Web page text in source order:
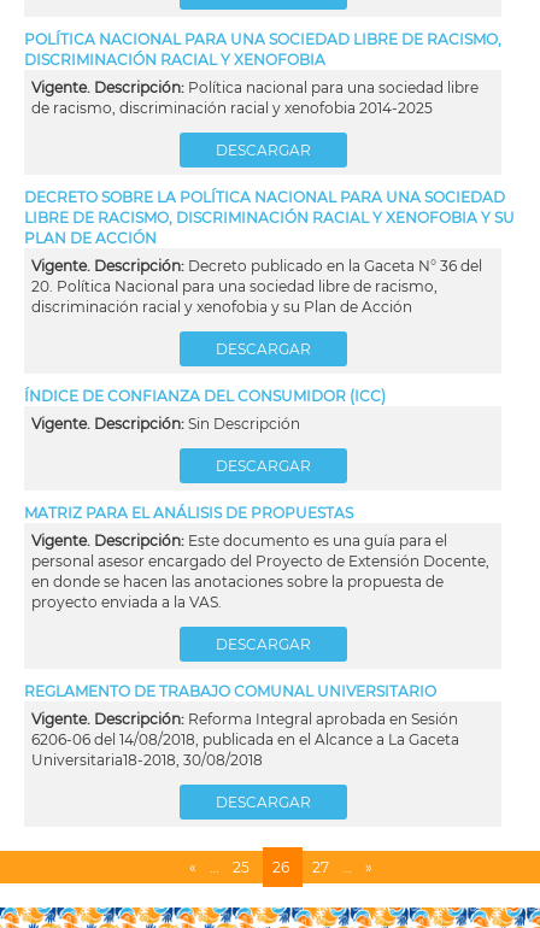
POLÍTICA NACIONAL PARA UNA SOCIEDAD LIBRE DE RACISMO,
DISCRIMINACIÓN RACIAL Y XENOFOBIA
Vigente. Descripción: Política nacional para una sociedad libre
de racismo, discriminación racial y xenofobia 2014-2025
DESCARGAR
DECRETO SOBRE LA POLÍTICA NACIONAL PARA UNA SOCIEDAD
LIBRE DE RACISMO, DISCRIMINACIÓN RACIAL Y XENOFOBIA Y SU
PLAN DE ACCIÓN
Vigente. Descripción: Decreto publicado en la Gaceta N° 36 del
20. Política Nacional para una sociedad libre de racismo,
discriminación racial y xenofobia y su Plan de Acción
DESCARGAR
ÍNDICE DE CONFIANZA DEL CONSUMIDOR (ICC)
Vigente. Descripción: Sin Descripción
DESCARGAR
MATRIZ PARA EL ANÁLISIS DE PROPUESTAS
Vigente. Descripción: Este documento es una guía para el
personal asesor encargado del Proyecto de Extensión Docente,
en donde se hacen las anotaciones sobre la propuesta de
proyecto enviada a la VAS.
DESCARGAR
REGLAMENTO DE TRABAJO COMUNAL UNIVERSITARIO
Vigente. Descripción: Reforma Integral aprobada en Sesión
6206-06 del 14/08/2018, publicada en el Alcance a La Gaceta
Universitaria18-2018, 30/08/2018
DESCARGAR
Página
anterior
« … Page
25
Página
actual
26 Page
27 …
Siguiente
página
»